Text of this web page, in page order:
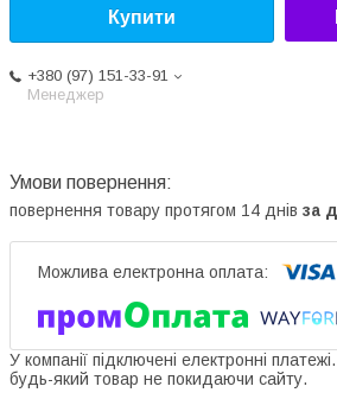
Купити
+380 (97) 151-33-91
Менеджер
повернення товару протягом 14 днів за
У компанії підключені електронні
будь-який товар не покидаючи сайту.